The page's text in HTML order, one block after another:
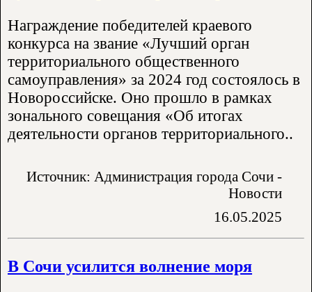
Награждение победителей краевого
конкурса на звание «Лучший орган
территориального общественного
самоуправления» за 2024 год состоялось в
Новороссийске. Оно прошло в рамках
зонального совещания «Об итогах
деятельности органов территориального..
Источник: Администрация города Сочи -
Новости
16.05.2025
В Сочи усилится волнение моря